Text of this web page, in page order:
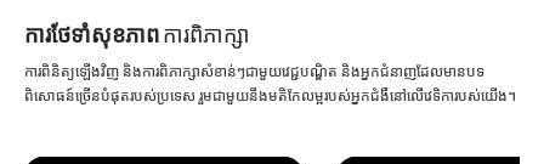
ការ​ថែទាំ​សុខភាពការពិភាក្សា
ការពិនិត្យឡើងវិញ និងការពិភាក្សាសំខាន់ៗជាមួយវេជ្ជបណ្ឌិត និងអ្នកជំនាញដែលមានបទ
ពិសោធន៍ច្រើនបំផុតរបស់ប្រទេស រួមជាមួយនឹងមតិកែលម្អរបស់អ្នកជំងឺនៅលើវេទិការបស់យើង។